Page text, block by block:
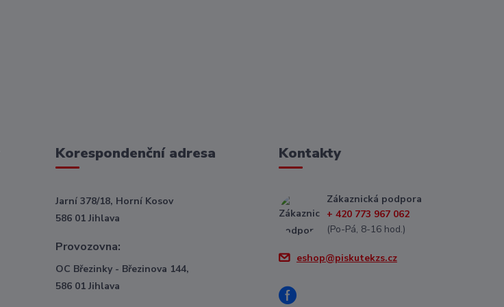
Korespondenční adresa
Jarní 378/18, Horní Kosov
586 01 Jihlava
Provozovna:
OC Březinky - Březinova 144,
586 01 Jihlava
Kontakty
Zákaznická podpora
+ 420 773 967 062
(Po-Pá, 8-16 hod.)
eshop@piskutekzs.cz